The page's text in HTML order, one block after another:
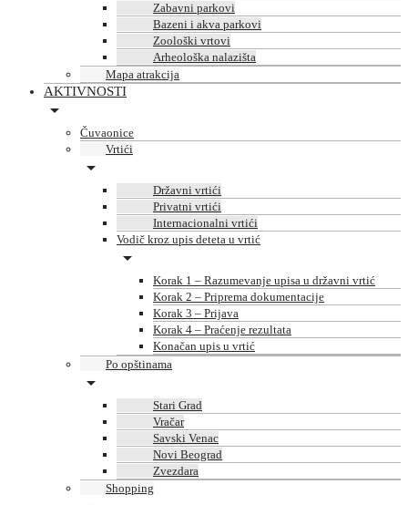
Zabavni parkovi
Bazeni i akva parkovi
Zoološki vrtovi
Arheološka nalazišta
Mapa atrakcija
AKTIVNOSTI
Čuvaonice
Vrtići
Državni vrtići
Privatni vrtići
Internacionalni vrtići
Vodič kroz upis deteta u vrtić
Korak 1 – Razumevanje upisa u državni vrtić
Korak 2 – Priprema dokumentacije
Korak 3 – Prijava
Korak 4 – Praćenje rezultata
Konačan upis u vrtić
Po opštinama
Stari Grad
Vračar
Savski Venac
Novi Beograd
Zvezdara
Shopping